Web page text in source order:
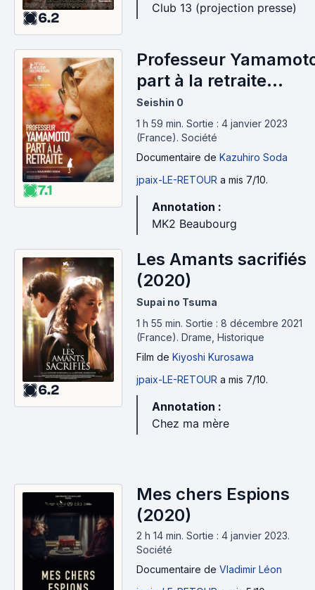
6.2
Club 13 (projection presse)
7.1
Professeur
part à la retraite
(2020)
Seishin 0
1 h 59 min. Sortie : 4 janvier 2023
(France). Société
Documentaire de Kazuhiro Soda
jpaix-LE-RETOUR a mis 7/10.
Annotation :
MK2 Beaubourg
6.2
Les Amants sacrifiés
(2020)
Supai no Tsuma
1 h 55 min. Sortie : 8 décembre 2021
(France). Drame, Historique
Film de Kiyoshi Kurosawa
jpaix-LE-RETOUR a mis 7/10.
Annotation :
Chez ma mère
Mes chers Espions
(2020)
2 h 14 min. Sortie : 4 janvier 2023.
Société
Documentaire de Vladimir Léon